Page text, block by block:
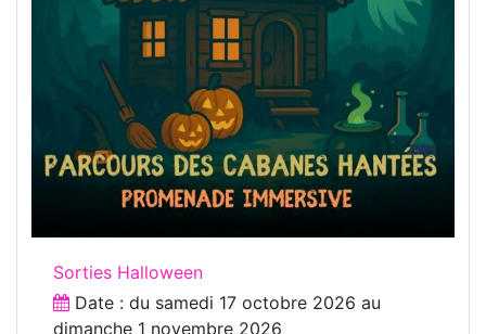
Sorties Halloween
Date : du samedi 17 octobre 2026 au
dimanche 1 novembre 2026